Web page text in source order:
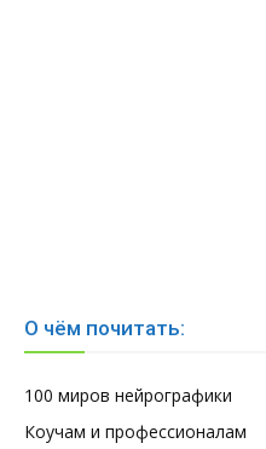
О чём почитать:
100 миров нейрографики
Коучам и профессионалам